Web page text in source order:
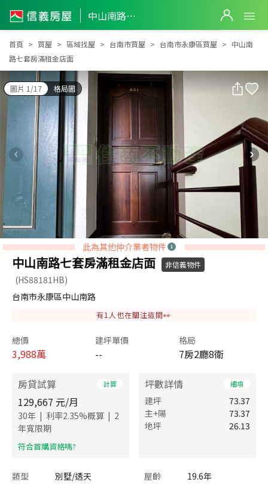
中山南路七套房滿租金店面
中山南路七套房滿租金店面
首頁 買屋 區域找屋 台南市買屋 台南市永康區買屋
中山南
路七套房滿租金店面
圖片 1/17 格局圖
此為其他仲介業者物件
中山南路七套房滿租金店面 非信義物件
(HS88181HB)
台南市永康區中山南路
有1 人也在關注這間👀
總價
3,988萬
建坪單價
--
格局
7房2廳8衛
房貸試算 計算
129,667 元/月
30年 | 利率2.35%概算 | 2
年寬限期
​符合首購資格嗎?
坪數詳情 細項
建坪
73.37
主+陽
73.37
地坪
26.13
類型 別墅/透天 屋齡
19.6年